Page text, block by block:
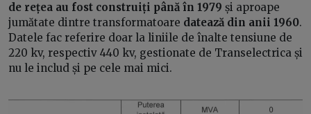
de rețea au fost construiți până în 1979 și aproape
jumătate dintre transformatoare datează din anii 1960.
Datele fac referire doar la liniile de înalte tensiune de
220 kv, respectiv 440 kv, gestionate de Transelectrica și
nu le includ și pe cele mai mici.